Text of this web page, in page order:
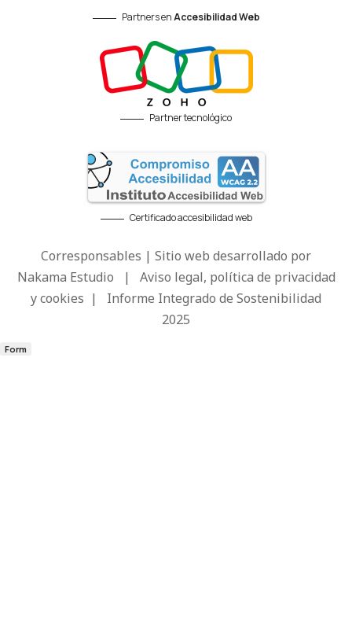
Partners enAccesibilidad Web
Partner tecnológico
Certificado accesibilidad web
Corresponsables | Sitio web desarrollado por
Nakama Estudio | Aviso legal, política de privacidad
y cookies | Informe Integrado de Sostenibilidad
2025
Form